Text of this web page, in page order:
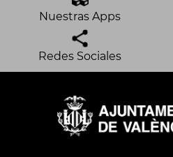
Nuestras Apps
Redes Sociales